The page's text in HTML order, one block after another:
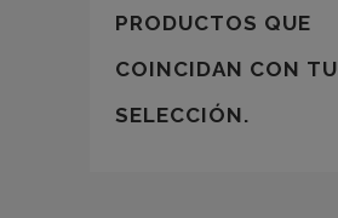
PRODUCTOS QUE
COINCIDAN CON TU
SELECCIÓN.